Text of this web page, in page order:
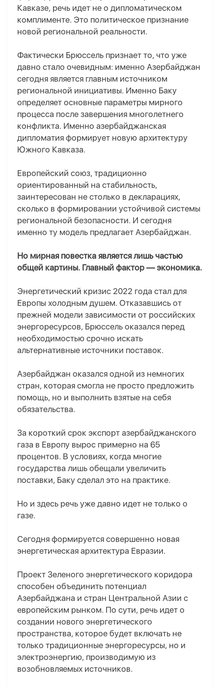
Кавказе, речь идет не о дипломатическом
комплименте. Это политическое признание
новой региональной реальности.
Фактически Брюссель признает то, что уже
давно стало очевидным: именно Азербайджан
сегодня является главным источником
региональной инициативы. Именно Баку
определяет основные параметры мирного
процесса после завершения многолетнего
конфликта. Именно азербайджанская
дипломатия формирует новую архитектуру
Южного Кавказа.
Европейский союз, традиционно
ориентированный на стабильность,
заинтересован не столько в декларациях,
сколько в формировании устойчивой системы
региональной безопасности. И сегодня
именно ту модель предлагает Азербайджан.
Но мирная повестка является лишь частью
общей картины. Главный фактор — экономика.
Энергетический кризис 2022 года стал для
Европы холодным душем. Отказавшись от
прежней модели зависимости от российских
энергоресурсов, Брюссель оказался перед
необходимостью срочно искать
альтернативные источники поставок.
Азербайджан оказался одной из немногих
стран, которая смогла не просто предложить
помощь, но и выполнить взятые на себя
обязательства.
За короткий срок экспорт азербайджанского
газа в Европу вырос примерно на 65
процентов. В условиях, когда многие
государства лишь обещали увеличить
поставки, Баку сделал это на практике.
Но и здесь речь уже давно идет не только о
газе.
Сегодня формируется совершенно новая
энергетическая архитектура Евразии.
Проект Зеленого энергетического коридора
способен объединить потенциал
Азербайджана и стран Центральной Азии с
европейским рынком. По сути, речь идет о
создании нового энергетического
пространства, которое будет включать не
только традиционные энергоресурсы, но и
электроэнергию, производимую из
возобновляемых источников.